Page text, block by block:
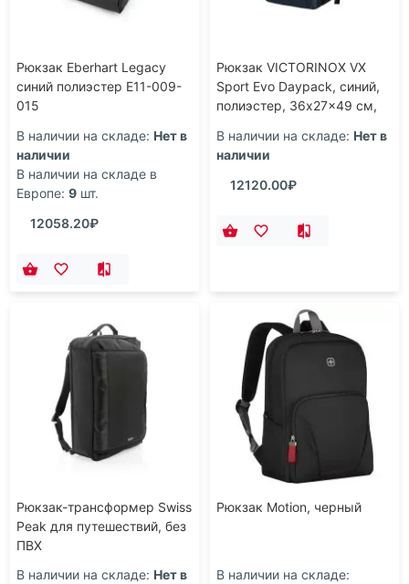
Рюкзак Eberhart Legacy
синий полиэстер E11-009-
015
В наличии на складе: Нет в
наличии
В наличии на складе в
Европе: 9 шт.
12058.20₽
Рюкзак VICTORINOX VX
Sport Evo Daypack, синий,
полиэстер, 36x27x49 см,
В наличии на складе: Нет в
наличии
12120.00₽
Рюкзак-трансформер Swiss
Peak для путешествий, без
ПВХ
В наличии на складе: Нет в
Рюкзак Motion, черный
В наличии на складе: